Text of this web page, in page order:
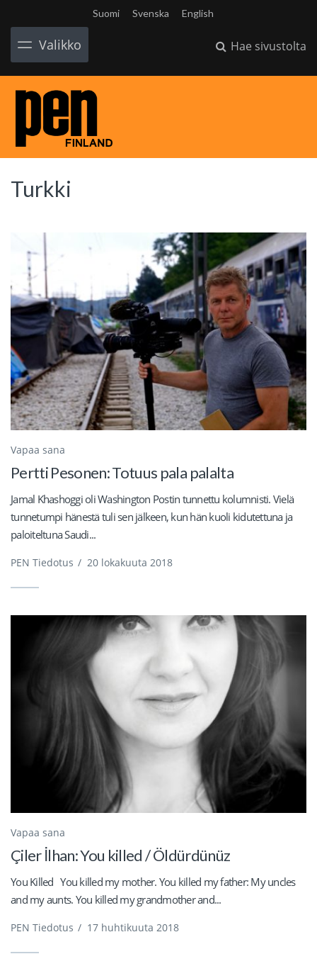
Suomi Svenska English
Valikko Hae sivustolta
Turkki
Vapaa sana
Pertti Pesonen: Totuus pala palalta
Jamal Khashoggi oli Washington Postin tunnettu kolumnisti. Vielä
tunnetumpi hänestä tuli sen jälkeen, kun hän kuoli kidutettuna ja
paloiteltuna Saudi...
PEN Tiedotus / 20 lokakuuta 2018
Vapaa sana
Çiler İlhan: You killed / Öldürdünüz
You Killed You killed my mother. You killed my father: My uncles
and my aunts. You killed my grandmother and...
PEN Tiedotus / 17 huhtikuuta 2018